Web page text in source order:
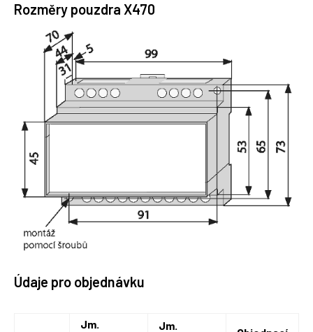
Rozměry pouzdra X470
Údaje pro objednávku
Jm.
Jm.